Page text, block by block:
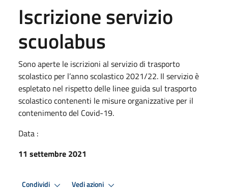
Iscrizione servizio
scuolabus
Sono aperte le iscrizioni al servizio di trasporto
scolastico per l’anno scolastico 2021/22. Il servizio è
espletato nel rispetto delle linee guida sul trasporto
scolastico contenenti le misure organizzative per il
contenimento del Covid-19.
Data :
11 settembre 2021
Condividi Vedi azioni